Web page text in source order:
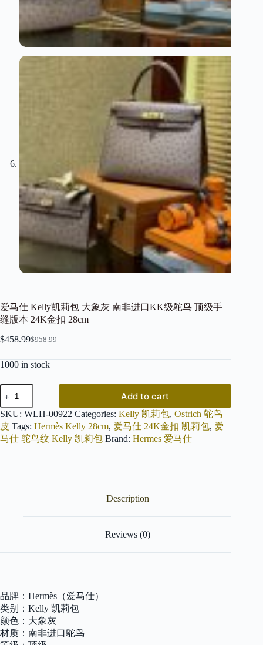
爱马仕 Kelly凯莉包 大象灰 南非进口KK级鸵鸟 顶级手
缝版本 24K金扣 28cm
$958.99
Original
was:
$458.99Current
is:
1000 in stock
爱
马
仕
Kelly
凯
莉
级
级
手
缝
版
Add to cart
SKU: WLH-00922 Categories: Kelly 凯莉包, Ostrich 鸵鸟
皮 Tags: Hermès Kelly 28cm, 爱马仕 24K金扣 凯莉包, 爱
马仕 鸵鸟纹 Kelly 凯莉包 Brand: Hermes 爱马仕
Description
Reviews (0)
品牌：Hermès（爱马仕）
类别：Kelly 凯莉包
颜色：大象灰
材质：南非进口鸵鸟